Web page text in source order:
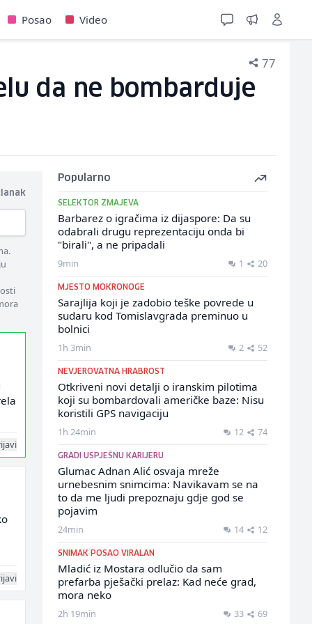
Posao Video
77
da ne bombarduje
Popularno
SELEKTOR ZMAJEVA
Barbarez o igračima iz dijaspore: Da su
odabrali drugu reprezentaciju onda bi
"birali", a ne pripadali
9min 1 20
MJESTO MOKRONOGE
Sarajlija koji je zadobio teške povrede u
sudaru kod Tomislavgrada preminuo u
bolnici
1h 3min 2 52
NEVJEROVATNA HRABROST
Otkriveni novi detalji o iranskim pilotima
koji su bombardovali američke baze: Nisu
koristili GPS navigaciju
1h 24min 12 74
GRADI USPJEŠNU KARIJERU
Glumac Adnan Alić osvaja mreže
urnebesnim snimcima: Navikavam se na
to da me ljudi prepoznaju gdje god se
pojavim
24min 14 12
SNIMAK POSAO VIRALAN
Mladić iz Mostara odlučio da sam
prefarba pješački prelaz: Kad neće grad,
mora neko
2h 19min 33 69